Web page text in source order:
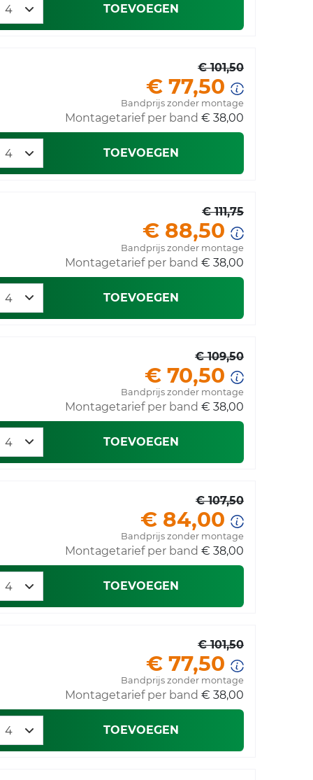
TOEVOEGEN
€ 101,50
€ 77,50
Bandprijs zonder montage
Montagetarief per band € 38,00
TOEVOEGEN
€ 111,75
€ 88,50
Bandprijs zonder montage
Montagetarief per band € 38,00
TOEVOEGEN
€ 109,50
€ 70,50
Bandprijs zonder montage
Montagetarief per band € 38,00
TOEVOEGEN
€ 107,50
€ 84,00
Bandprijs zonder montage
Montagetarief per band € 38,00
TOEVOEGEN
€ 101,50
€ 77,50
Bandprijs zonder montage
Montagetarief per band € 38,00
TOEVOEGEN